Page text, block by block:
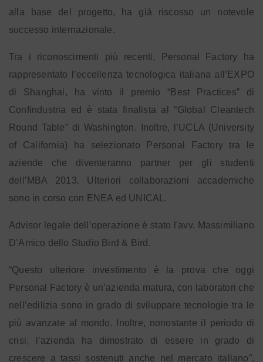
alla base del progetto, ha già riscosso un notevole
successo internazionale.
Tra i riconoscimenti più recenti, Personal Factory ha
rappresentato l’eccellenza tecnologica italiana all’EXPO
di Shanghai, ha vinto il premio “Best Practices” di
Confindustria ed è stata finalista al “Global Cleantech
Round Table” di Washington. Inoltre, l’UCLA (University
of California) ha selezionato Personal Factory tra le
aziende che diventeranno partner per gli studenti
dell’MBA 2013. Ulteriori collaborazioni accademiche
sono in corso con ENEA ed UNICAL.
Advisor legale dell’operazione è stato l'avv. Massimiliano
D’Amico dello Studio Bird & Bird.
“Questo ulteriore investimento è la prova che oggi
Personal Factory è un’azienda matura, con laboratori che
nell’edilizia sono in grado di sviluppare tecnologie tra le
più avanzate al mondo. Inoltre, nonostante il periodo di
crisi, l’azienda ha dimostrato di essere in grado di
crescere a tassi sostenuti anche nel mercato italiano”,